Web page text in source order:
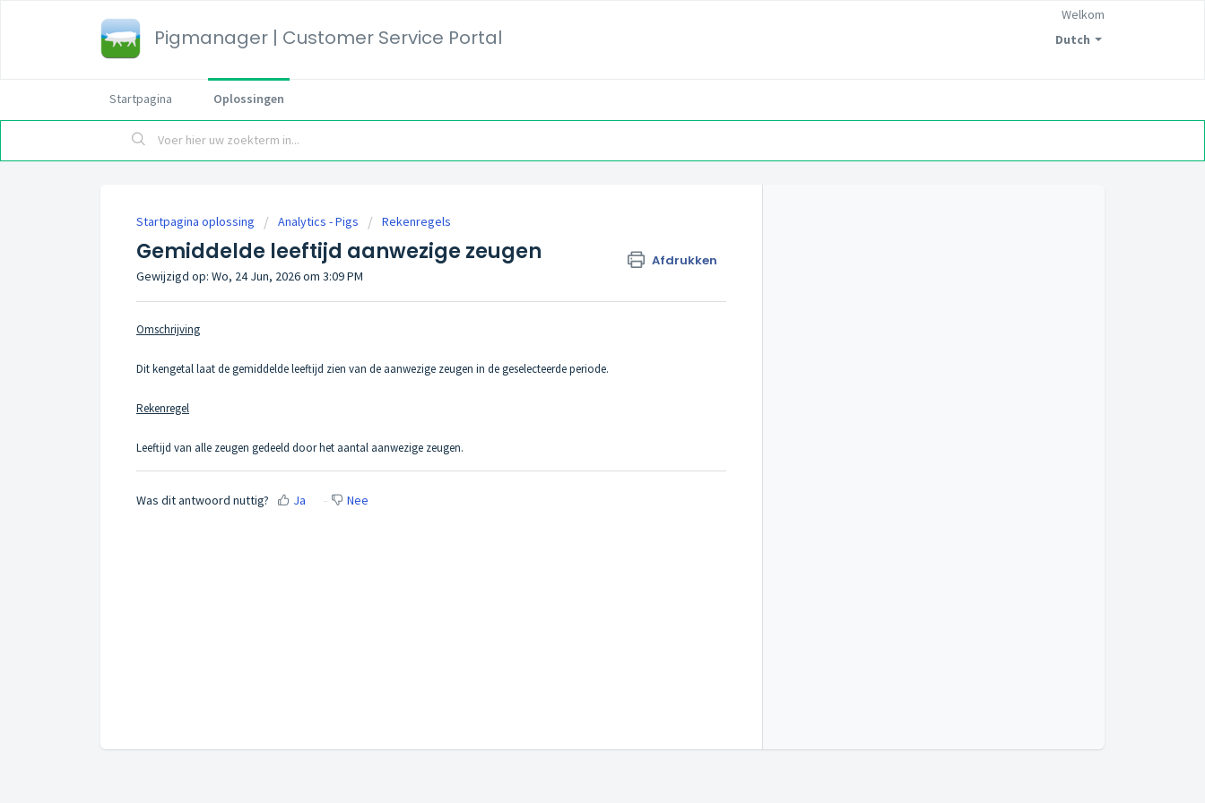
Pigmanager | Customer Service Portal Dutch
Welkom
Startpagina Oplossingen
Startpagina oplossing Analytics - Pigs Rekenregels
Gemiddelde leeftijd aanwezige zeugen Afdrukken
Gewijzigd op: Wo, 24 Jun, 2026 om 3:09 PM
Omschrijving
Dit kengetal laat de gemiddelde leeftijd zien van de aanwezige zeugen in de geselecteerde periode.
Rekenregel
Leeftijd van alle zeugen gedeeld door het aantal aanwezige zeugen.
Was dit antwoord nuttig? Ja Nee